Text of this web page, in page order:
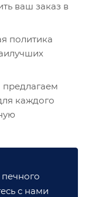
ваш заказ в
политика
каждого
с нами